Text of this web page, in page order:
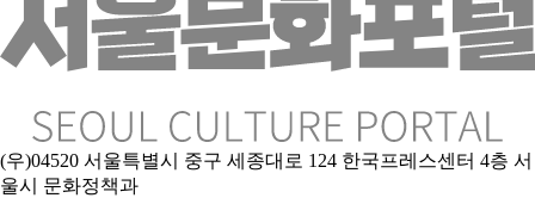
(우)04520 서울특별시 중구 세종대로 124 한국프레스센터 4층 서
울시 문화정책과